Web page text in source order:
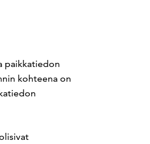
paikkatiedon
kohteena on